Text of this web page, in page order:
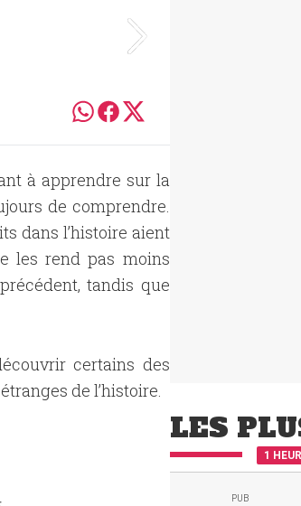
à apprendre sur la
de comprendre.
dans l’histoire aient
les rend pas moins
tandis que
certains des
de l’histoire.
LES
1